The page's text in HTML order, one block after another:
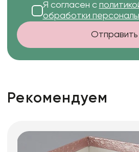
Я согласен с
обработки
Отправить
Рекомендуем